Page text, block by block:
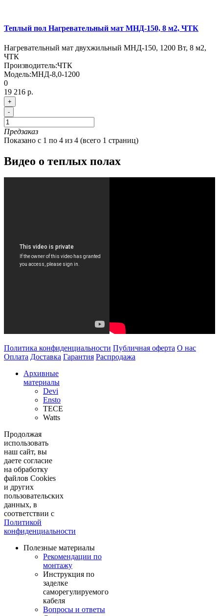
Теплый пол Нагревательный мат МНД-150, 8 м2, ЧТК
Нагревательный мат двухжильный МНД-150, 1200 Вт, 8 м2,
ЧТК
Производитель:ЧТК
Модель:МНД-8,0-1200
0
19 216 р.
+
-
Предзаказ
Показано с 1 по 4 из 4 (всего 1 страниц)
Видео о теплых полах
Политика конфиденциальности Публичная оферта О нас
Оплата Доставка Гарантия Распродажа
Архивные
материалы
Devi
Ensto
TECE
Watts
Продолжая
использовать
наш сайт, вы
даете согласие
на обработку
файлов Cookies
и других
пользовательских
данных, в
соответствии с
Политикой
конфиденциальности
Полезные материалы
Рекомендации по
монтажу
Инструкция по
заделке
саморегулируемого
кабеля
Вопросы и ответы